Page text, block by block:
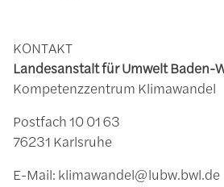
KONTAKT
Landesanstalt für Umwelt Baden-
Kompetenzzentrum Klimawandel
Postfach 10 01 63
76231 Karlsruhe
E-Mail: klimawandel@lubw.bwl.de